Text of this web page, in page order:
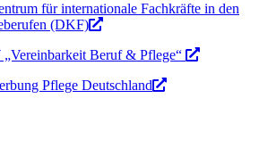
für internationale Fachkräfte in den
(DKF)
Beruf & Pflege“
Pflege Deutschland